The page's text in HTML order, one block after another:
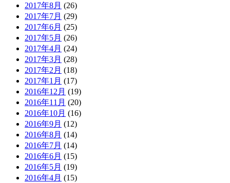
2017年8月 (26)
2017年7月 (29)
2017年6月 (25)
2017年5月 (26)
2017年4月 (24)
2017年3月 (28)
2017年2月 (18)
2017年1月 (17)
2016年12月 (19)
2016年11月 (20)
2016年10月 (16)
2016年9月 (12)
2016年8月 (14)
2016年7月 (14)
2016年6月 (15)
2016年5月 (19)
2016年4月 (15)